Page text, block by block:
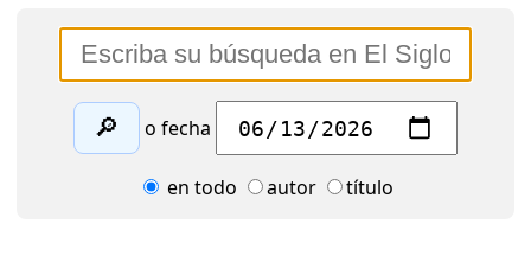
🔎 o fecha
en todo autor título